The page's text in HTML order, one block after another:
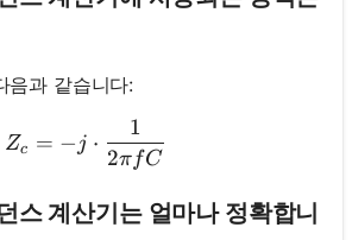
음과 같습니다:
Z_c = -j \cdot \frac{1}{2
Zc = − j ⋅
2πfC
1
스 계산기는 얼마나 정확합니